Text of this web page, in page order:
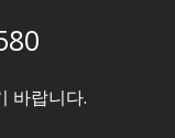
바랍니다.